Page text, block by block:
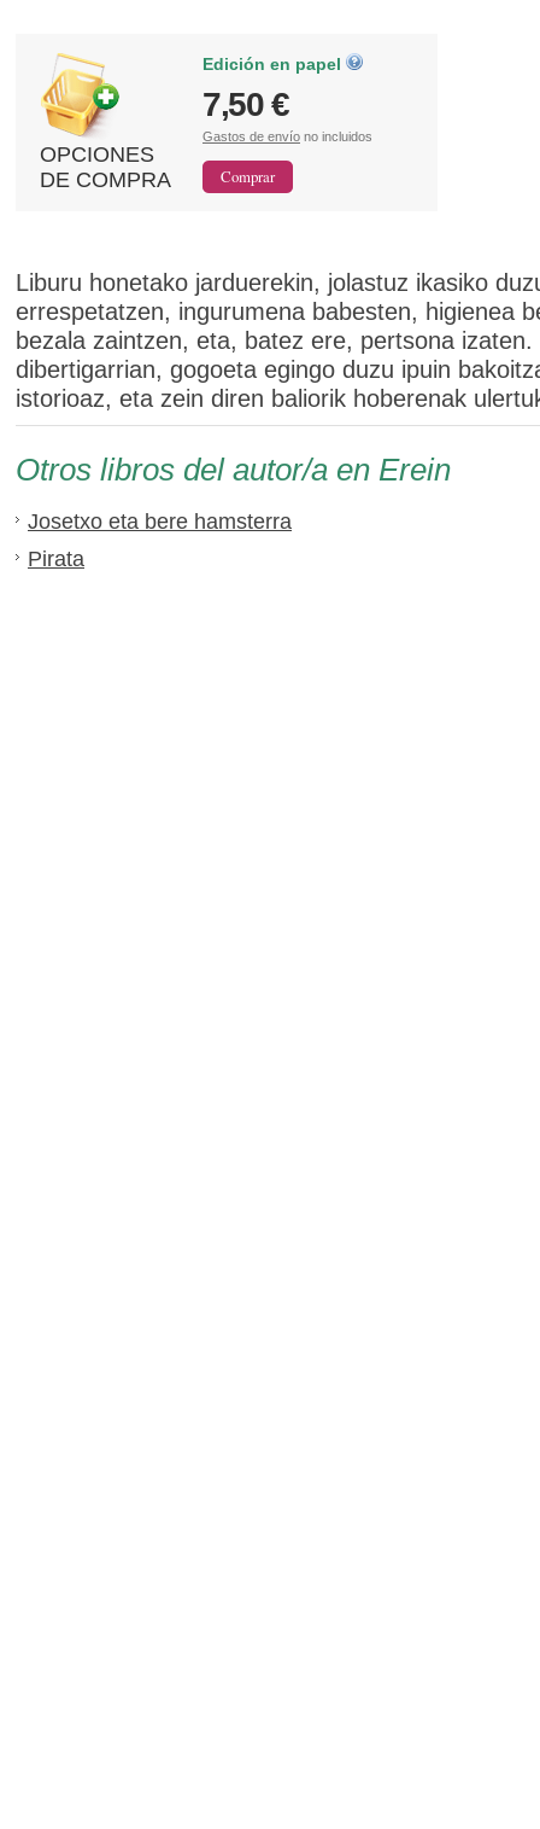
OPCIONES
DE COMPRA
Edición en papel
7,50 €
Gastos de envío no incluidos
Liburu honetako jarduerekin, jolastuz ikasiko
errespetatzen, ingurumena babesten, higienea
bezala zaintzen, eta, batez ere, pertsona izaten.
dibertigarrian, gogoeta egingo duzu ipuin
istorioaz, eta zein diren baliorik hoberenak
Otros libros del autor/a en Erein
Josetxo eta bere hamsterra
Pirata